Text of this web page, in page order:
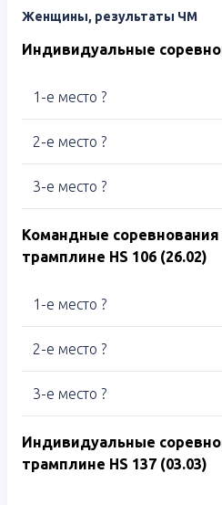
Женщины, результаты ЧМ
Индивидуальные
1-е место ?
2-е место ?
3-е место ?
Командные
трамплине HS 106 (26.02)
1-е место ?
2-е место ?
3-е место ?
Индивидуальные
трамплине HS 137 (03.03)